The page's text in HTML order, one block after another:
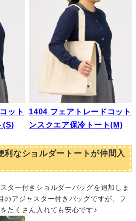
ット
(S)
1404 フェアトレードコット
ンスクエア保冷トート(M)
利なショルダートートが仲間入
ター付きショルダーバッグを追加しま
のアジャスター付きバッグですが、フ
たくさん入れても安心です♪